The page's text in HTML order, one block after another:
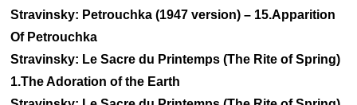
Stravinsky: Petrouchka (1947 version) – 15.Apparition
Of Petrouchka
Stravinsky: Le Sacre du Printemps (The Rite of Spring)
1.The Adoration of the Earth